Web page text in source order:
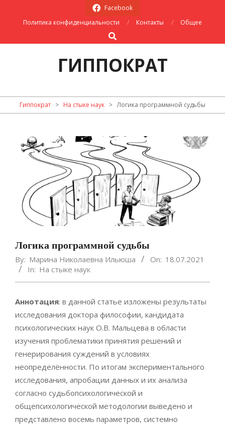
Facebook
Политика конфиденциальности
Контакты
Общее
Search
ГИППОКРАТ
Primary
Navigation
Гиппократ > На стыке наук > Логика программной судьбы
Логика программной судьбы
By: Марина Николаевна Ильюша On: 18.07.2021
In: На стыке наук
Аннотация: в данной статье изложены результаты
исследования доктора философии, кандидата
психологических наук О.В. Мальцева в области
изучения проблематики принятия решений и
генерирования суждений в условиях
неопределённости. По итогам экспериментального
исследования, апробации данных и их анализа
согласно судьбопсихологической и
общепсихологической методологии выведено и
представлено восемь параметров, системно